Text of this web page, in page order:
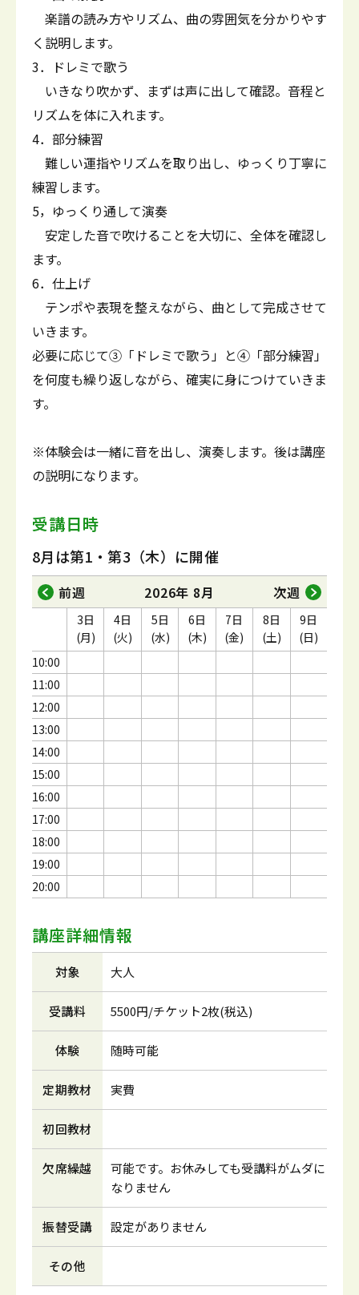
楽譜の読み方やリズム、曲の雰囲気を分かりやす
く説明します。
3．ドレミで歌う
いきなり吹かず、まずは声に出して確認。音程と
リズムを体に入れます。
4．部分練習
難しい運指やリズムを取り出し、ゆっくり丁寧に
練習します。
5，ゆっくり通して演奏
安定した音で吹けることを大切に、全体を確認し
ます。
6．仕上げ
テンポや表現を整えながら、曲として完成させて
いきます。
必要に応じて③「ドレミで歌う」と④「部分練習」
を何度も繰り返しながら、確実に身につけていきま
す。
※体験会は一緒に音を出し、演奏します。後は講座
の説明になります。
受講日時
8月は第1・第3（木）に開催
前週 2026年 8月 次週
10:00
11:00
12:00
13:00
14:00
15:00
16:00
17:00
18:00
19:00
20:00
3日
(月)
4日
(火)
5日
(水)
6日
(木)
7日
(金)
8日
(土)
9日
(日)
講座詳細情報
対象 大人
受講料 5500円/チケット2枚(税込)
体験 随時可能
定期教材 実費
初回教材
欠席繰越
可能です。お休みしても受講料がムダに
なりません
振替受講 設定がありません
その他